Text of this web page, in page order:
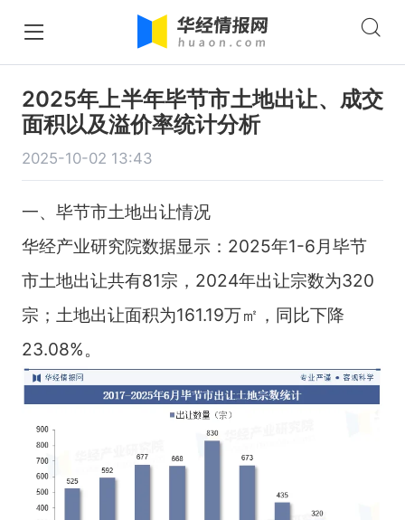
2025年上半年毕节市土地出让、成交
面积以及溢价率统计分析
2025-10-02 13:43
一、毕节市土地出让情况
华经产业研究院数据显示：2025年1-6月毕节
市土地出让共有81宗，2024年出让宗数为320
宗；土地出让面积为161.19万㎡，同比下降
23.08%。